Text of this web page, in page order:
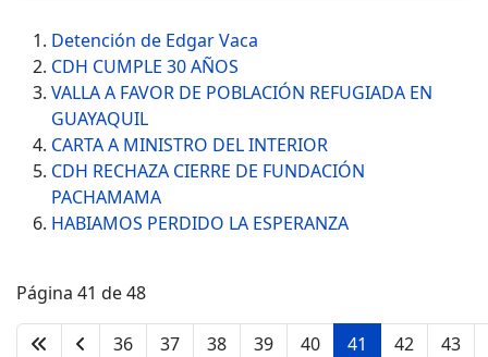
Detención de Edgar Vaca
CDH CUMPLE 30 AÑOS
VALLA A FAVOR DE POBLACIÓN REFUGIADA EN
GUAYAQUIL
CARTA A MINISTRO DEL INTERIOR
CDH RECHAZA CIERRE DE FUNDACIÓN
PACHAMAMA
HABIAMOS PERDIDO LA ESPERANZA
Página 41 de 48
36 37 38 39 40 41 42 43